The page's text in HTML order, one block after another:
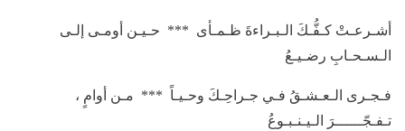
أشـرعـتْ كـفُّـكَ الـبـراءةَ ظـمـأى *** حـيـن أومـى إلـى
الـسـحـابِ رضـيـعُ
فـجـرى الـعـشـقُ فـي جـراحِـكَ وحـيـاً *** مـن أوامٍ ،
تـفـجّــــــرَ الـيـنـبـوعُ